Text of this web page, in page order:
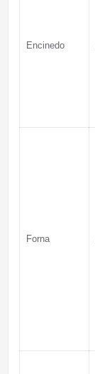
Encinedo
Forna